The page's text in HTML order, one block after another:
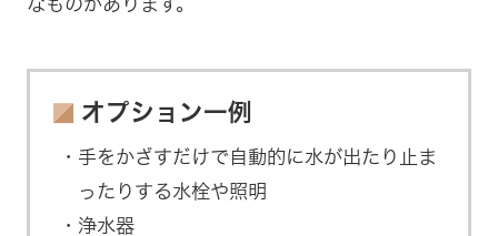
なものがあります。
オプション一例
手をかざすだけで自動的に水が出たり止ま
ったりする水栓や照明
浄水器